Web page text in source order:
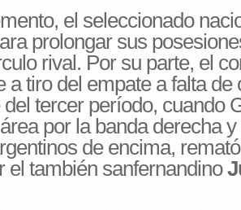
el seleccionado
prolongar sus
rival. Por su parte, el
a tiro del empate a falta de
tercer período, cuando
por la banda derecha
de encima,
el también sanfernandino